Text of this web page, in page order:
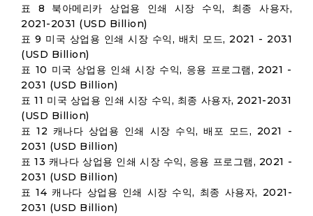
표 8 북아메리카 상업용 인쇄 시장 수익, 최종 사용자,
2021-2031 (USD Billion)
표 9 미국 상업용 인쇄 시장 수익, 배치 모드, 2021 - 2031
(USD Billion)
표 10 미국 상업용 인쇄 시장 수익, 응용 프로그램, 2021 -
2031 (USD Billion)
표 11 미국 상업용 인쇄 시장 수익, 최종 사용자, 2021-2031
(USD Billion)
표 12 캐나다 상업용 인쇄 시장 수익, 배포 모드, 2021 -
2031 (USD Billion)
표 13 캐나다 상업용 인쇄 시장 수익, 응용 프로그램, 2021 -
2031 (USD Billion)
표 14 캐나다 상업용 인쇄 시장 수익, 최종 사용자, 2021-
2031 (USD Billion)